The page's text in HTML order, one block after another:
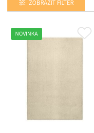
ZOBRAZIŤ FILTER
NOVINKA